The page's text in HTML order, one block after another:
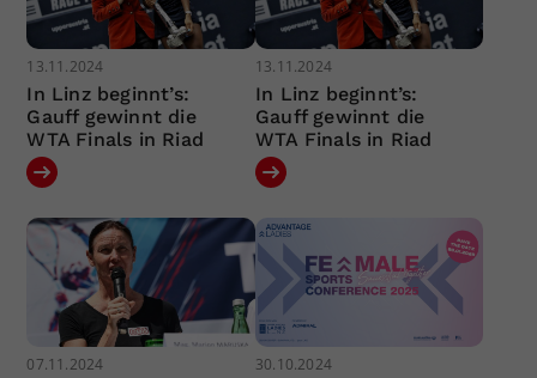
13.11.2024
In Linz beginnt’s:
Gauff gewinnt die
WTA Finals in Riad
13.11.2024
In Linz beginnt’s:
Gauff gewinnt die
WTA Finals in Riad
07.11.2024 30.10.2024